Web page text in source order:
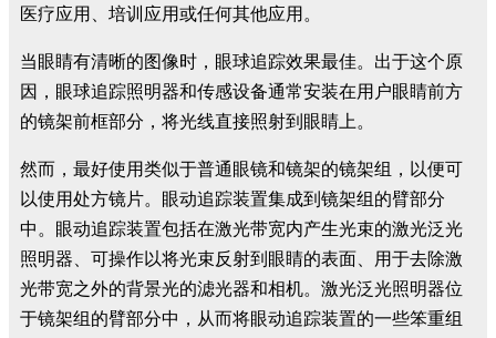
医疗应用、培训应用或任何其他应用。
当眼睛有清晰的图像时，眼球追踪效果最佳。出于这个原
因，眼球追踪照明器和传感设备通常安装在用户眼睛前方
的镜架前框部分，将光线直接照射到眼睛上。
然而，最好使用类似于普通眼镜和镜架的镜架组，以便可
以使用处方镜片。眼动追踪装置集成到镜架组的臂部分
中。眼动追踪装置包括在激光带宽内产生光束的激光泛光
照明器、可操作以将光束反射到眼睛的表面、用于去除激
光带宽之外的背景光的滤光器和相机。激光泛光照明器位
于镜架组的臂部分中，从而将眼动追踪装置的一些笨重组